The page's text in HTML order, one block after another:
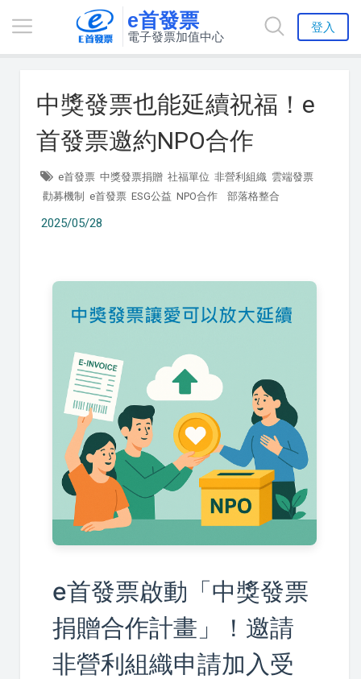
e首發票
電子發票加值中心
登入
中獎發票也能延續祝福！e
首發票邀約NPO合作
e首發票 中獎發票捐贈 社福單位 非營利組織 雲端發票
勸募機制
e首發票 ESG公益 NPO合作 部落格整合
2025/05/28
e首發票啟動「中獎發票
捐贈合作計畫」！邀請
非營利組織申請加入受